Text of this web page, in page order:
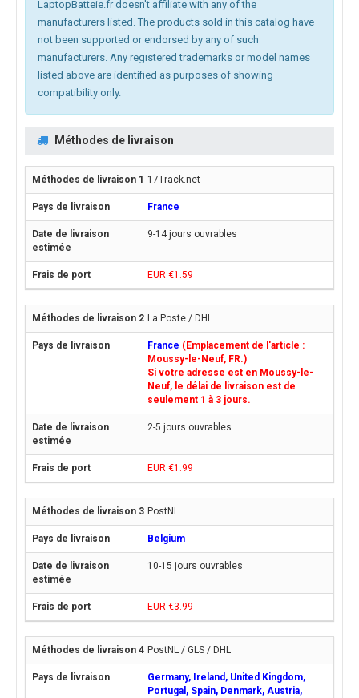
LaptopBatteie.fr doesn't affiliate with any of the
manufacturers listed. The products sold in this catalog have
not been supported or endorsed by any of such
manufacturers. Any registered trademarks or model names
listed above are identified as purposes of showing
compatibility only.
Méthodes de livraison
17Track.net
France
9-14 jours ouvrables
EUR €1.59
La Poste / DHL
France (Emplacement de l'article :
Moussy-le-Neuf, FR.)
Si votre adresse est en Moussy-le-
Neuf, le délai de livraison est de
seulement 1 à 3 jours.
2-5 jours ouvrables
EUR €1.99
PostNL
Belgium
10-15 jours ouvrables
EUR €3.99
PostNL / GLS / DHL
Germany, Ireland, United Kingdom,
Portugal, Spain, Denmark, Austria,